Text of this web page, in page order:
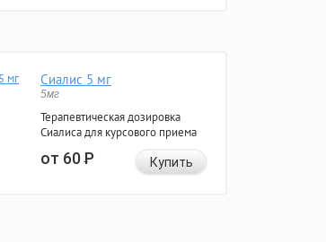
Сиалис 5 мг
5мг
Терапевтическая дозировка
Сиалиса для курсового приема
от 60Р Купить